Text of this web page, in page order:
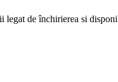
legat de închirierea si